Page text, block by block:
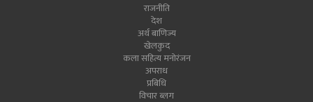
राजनीति
देश
अर्थ बाणिज्य
खेलकुद
कला सहित्य मनोरंजन
अपराध
प्रबिधि
विचार ब्लग